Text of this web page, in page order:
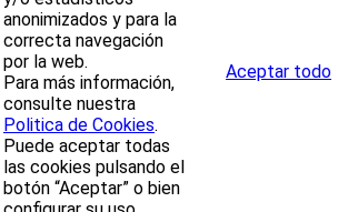
anonimizados y para la
correcta navegación
por la web.
Para más información,
consulte nuestra
Politica de Cookies.
Puede aceptar todas
las cookies pulsando el
botón “Aceptar” o bien
Aceptar todo